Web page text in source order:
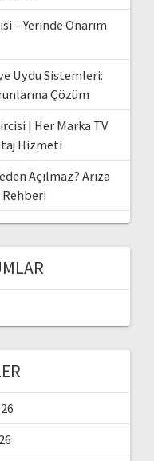
– Yerinde Onarım
Uydu Sistemleri:
Çözüm
| Her Marka TV
Hizmeti
Açılmaz? Arıza